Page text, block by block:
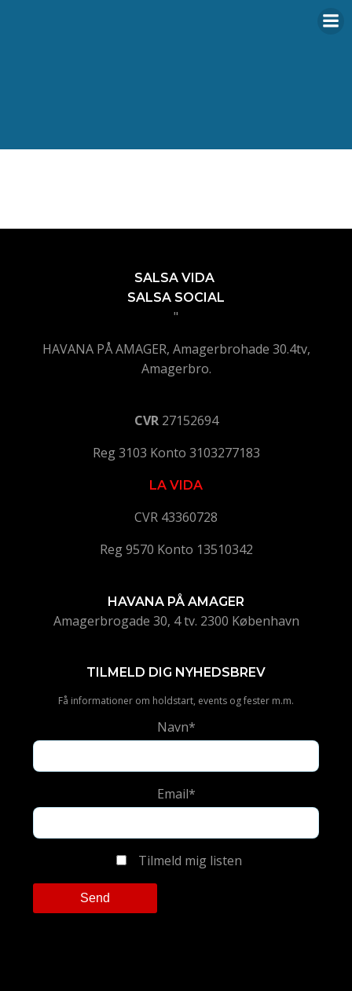
SALSA VIDA
SALSA SOCIAL
"
HAVANA PÅ AMAGER, Amagerbrohade 30.4tv,
Amagerbro.
CVR 27152694
Reg 3103 Konto 3103277183
LA VIDA
CVR 43360728
Reg 9570 Konto 13510342
HAVANA PÅ AMAGER
Amagerbrogade 30, 4 tv. 2300 København
TILMELD DIG NYHEDSBREV
Få informationer om holdstart, events og fester m.m.
Navn*
Email*
Tilmeld mig listen